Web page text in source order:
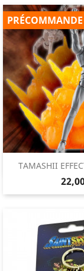
TAMASHII
Prix
PRÉCOMMANDE
